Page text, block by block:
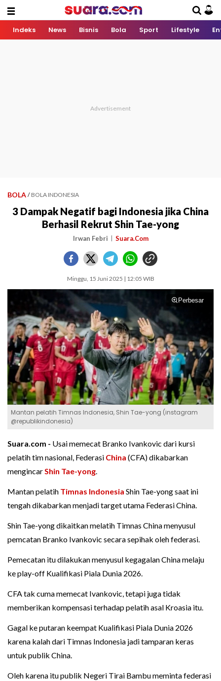
Indeks News Bisnis Bola Sport Lifestyle
BOLA / BOLA INDONESIA
3 Dampak Negatif bagi Indonesia jika China
Berhasil Rekrut Shin Tae-yong
Irwan Febri Suara.Com
Minggu, 15 Juni 2025 | 12:05 WIB
Perbesar
Mantan pelatih Timnas Indonesia, Shin Tae-yong (instagram
@republikindonesia)
Suara.com - Usai memecat Branko Ivankovic dari kursi
pelatih tim nasional, Federasi China (CFA) dikabarkan
mengincarShin Tae-yong.
Mantan pelatih Timnas Indonesia Shin Tae-yong saat ini
tengah dikabarkan menjadi target utama Federasi China.
Shin Tae-yong dikaitkan melatih Timnas China menyusul
pemcatan Branko Ivankovic secara sepihak oleh federasi.
Pemecatan itu dilakukan menyusul kegagalan China melaju
ke play-off Kualifikasi Piala Dunia 2026.
CFA tak cuma memecat Ivankovic, tetapi juga tidak
memberikan kompensasi terhadap pelatih asal Kroasia itu.
Gagal ke putaran keempat Kualifikasi Piala Dunia 2026
karena kalah dari Timnas Indonesia jadi tamparan keras
untuk publik China.
Oleh karena itu publik Negeri Tirai Bambu meminta federasi